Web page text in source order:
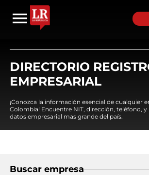
DIRECTORIO
EMPRESARIAL
¡Conozca la información esencial de cualquier
Colombia! Encuentre NIT, dirección, teléfono, y
datos empresarial mas grande del país.
Buscar empresa